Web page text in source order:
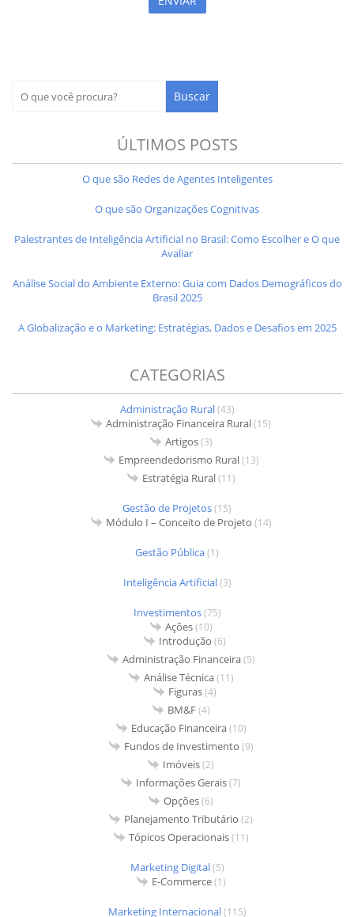
ÚLTIMOS POSTS
O que são Redes de Agentes Inteligentes
O que são Organizações Cognitivas
Palestrantes de Inteligência Artificial no Brasil: Como Escolher e O que
Avaliar
Análise Social do Ambiente Externo: Guia com Dados Demográficos do
Brasil 2025
A Globalização e o Marketing: Estratégias, Dados e Desafios em 2025
CATEGORIAS
Administração Rural(43)
Administração Financeira Rural(15)
Artigos(3)
Empreendedorismo Rural(13)
Estratégia Rural(11)
Gestão de Projetos(15)
Módulo I – Conceito de Projeto (14)
Gestão Pública(1)
Inteligência Artificial(3)
Investimentos(75)
Ações(10)
Introdução (6)
Administração Financeira(5)
Análise Técnica(11)
Figuras(4)
BM&F(4)
Educação Financeira(10)
Fundos de Investimento (9)
Imóveis(2)
Informações Gerais(7)
Opções(6)
Planejamento Tributário (2)
Tópicos Operacionais(11)
Marketing Digital(5)
E-Commerce(1)
Marketing Internacional(115)